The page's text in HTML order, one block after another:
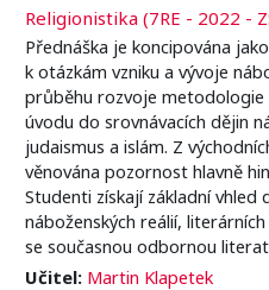
Religionistika (7RE - 2022 -
Přednáška je koncipována
k otázkám vzniku a vývoje
průběhu rozvoje metodologie
úvodu do srovnávacích dějin
judaismus a islám. Z
věnována pozornost hlavně
Studenti získají základní vhled
náboženských reálií,
se současnou odbornou
Učitel: Martin Klapetek